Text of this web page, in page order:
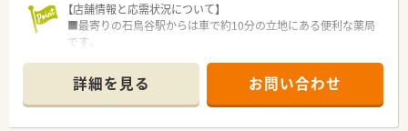
【店舗情報と応需状況について】
■最寄りの石鳥谷駅からは車で約10分の立地にある便利な薬局
です。
います。
■薬剤師2名と事務3.5名体制で、落ち着いて業務に取り組める環
境です。
詳細を見る お問い合わせ